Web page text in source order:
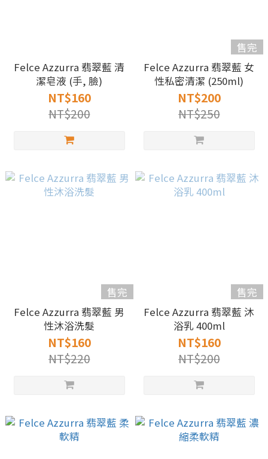
Felce Azzurra 翡翠藍 清
潔皂液 (手, 臉)
NT$160
NT$200
售完
Felce Azzurra 翡翠藍 女
性私密清潔 (250ml)
NT$200
NT$250
售完
Felce Azzurra 翡翠藍 男
性沐浴洗髮
NT$160
NT$220
售完
Felce Azzurra 翡翠藍 沐
浴乳 400ml
NT$160
NT$200